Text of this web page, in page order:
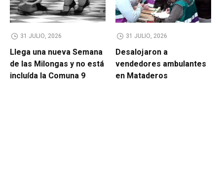
31 JULIO, 2026
Llega una nueva Semana
de las Milongas y no está
incluída la Comuna 9
31 JULIO, 2026
Desalojaron a
vendedores ambulantes
en Mataderos